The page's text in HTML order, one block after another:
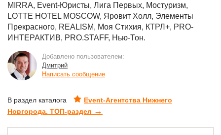
MIRRA, Event-Юристы, Лига Первых, Мостуризм,
LOTTE HOTEL MOSCOW, Яровит Холл, Элементы
Прекрасного, REALISM, Моя Стихия, КТРЛ+, PRO-
ИНТЕРАКТИВ, PRO.STAFF, Нью-Тон.
Добавлено пользователем:
Дмитрий
Написать сообщение
В раздел каталога
Event-Агентства Нижнего
Новгорода. ТОП-раздел →